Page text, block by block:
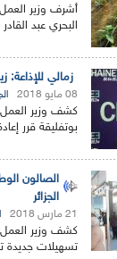
أشرف وزير العمل
البحري عبد
زمالي للإذاعة: زيـــادات بـ 0.5 و5 بالمائة
08 مايو 2018
كشف وزير العمل
بوتفليقة قرر
الصالون
الجزائر
21 مارس 2018
كشف وزير العمل
تسهيلات جديدة